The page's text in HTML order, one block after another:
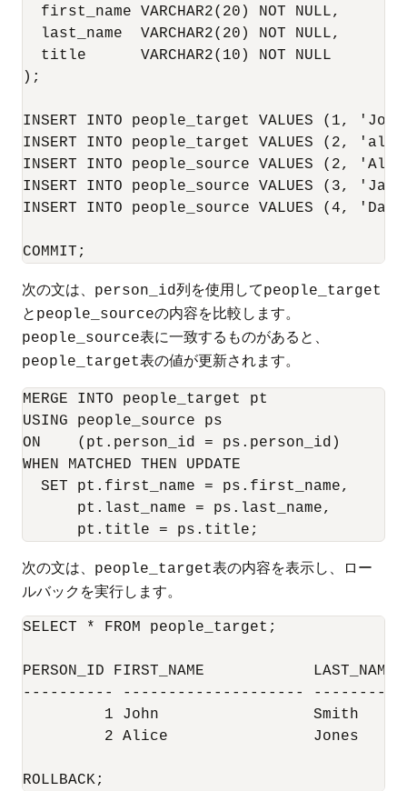
  first_name VARCHAR2(20) NOT NULL,
  last_name  VARCHAR2(20) NOT NULL,
  title      VARCHAR2(10) NOT NULL
);
INSERT INTO people_target VALUES (1,
INSERT INTO people_target VALUES (2,
INSERT INTO people_source VALUES (2,
INSERT INTO people_source VALUES (3,
INSERT INTO people_source VALUES (4,
COMMIT;
次の文は、 person_id列を使用してpeople_target
と people_sourceの内容を比較します。
people_source表に一致するものがあると、
people_target表の値が更新されます。
MERGE INTO people_target pt
USING people_source ps
ON    (pt.person_id = ps.person_id)
WHEN MATCHED THEN UPDATE
  SET pt.first_name = ps.first_name,
      pt.last_name = ps.last_name,
      pt.title = ps.title;
次の文は、 people_target表の内容を表示し、ロー
ルバックを実行します。
SELECT * FROM people_target;
PERSON_ID FIRST_NAME		LAST_NAME	     TITLE
---------- --------------------
ROLLBACK;